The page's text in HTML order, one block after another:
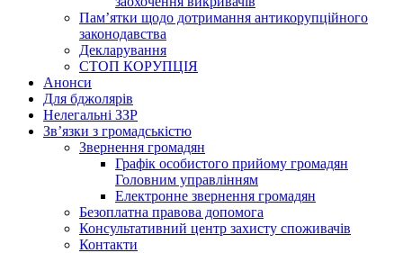
Пам’ятки щодо дотримання антикорупційного
законодавства
Декларування
СТОП КОРУПЦІЯ
Анонси
Для бджолярів
Нелегальні ЗЗР
Зв’язки з громадськістю
Звернення громадян
Графік особистого прийому громадян
Головним управлінням
Електронне звернення громадян
Безоплатна правова допомога
Консультативний центр захисту споживачів
Контакти